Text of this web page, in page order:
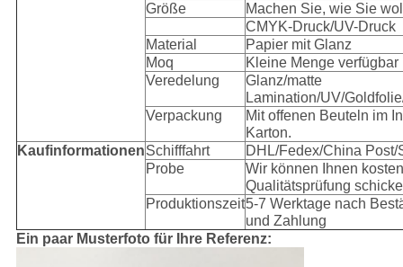
Größe
Machen Sie, wie Sie
CMYK-Druck/UV-Druck
Material
Papier mit Glanz
Moq
Kleine Menge verfügbar
Veredelung
Glanz/matte
Lamination/UV/
Verpackung
Mit offenen Beuteln im
Karton.
KaufinformationenSchifffahrt
DHL/Fedex/China Post/
Probe
Wir können Ihnen
Qualitätsprüfung
Produktionszeit5-7 Werktage nach
und Zahlung
Ein paar Musterfoto für Ihre Referenz: